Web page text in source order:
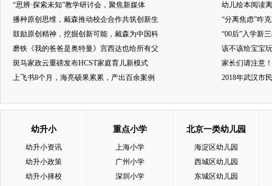
“思辨·探索未知”教学研讨会，聚焦新媒体
播种原创思维，戴森推动校企合作共筑创新生
鼓励原创精神，挖掘创新可能，戴森为中国科
磨铁《我的爸爸是奥特曼》宫西达也给所有父
斑马家政云重磅发布HCST家庭育儿新模式
上飞书8个月，海亮硕果累累，产出百余案例
幼儿绘本阅读
“分离焦虑”咋
“00后”入学新
该不该给宝宝
家长们请注意
2018年武汉市
幼升小
幼升小资讯
幼升小政策
幼升小择校
重点小学
上海小学
广州小学
深圳小学
北京一类幼儿园
海淀区幼儿园
西城区幼儿园
东城区幼儿园